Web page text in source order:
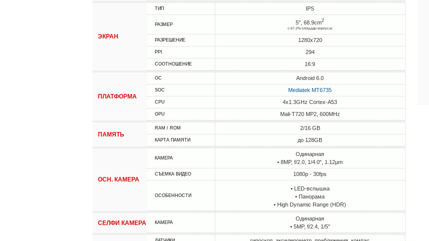
ЭКРАН
ТИП IPS
РАЗМЕР 5", 68.9cm2
(~67.2% площади корпуса)
РАЗРЕШЕНИЕ 1280x720
PPI 294
СООТНОШЕНИЕ 16:9
ПЛАТФОРМА
ОС Android 6.0
SOC Mediatek MT6735
CPU 4x1.3GHz Cortex-A53
GPU Mali-T720 MP2, 600MHz
ПАМЯТЬ
RAM / ROM 2/16 GB
КАРТА ПАМЯТИ до 128GB
ОСН. КАМЕРА
КАМЕРА
Одинарная
• 8MP, f/2.0, 1/4.0", 1.12µm
СЪЕМКА ВИДЕО 1080p - 30fps
ОСОБЕННОСТИ
• LED-вспышка
• Панорама
• High Dynamic Range (HDR)
СЕЛФИ КАМЕРА КАМЕРА
Одинарная
• 5MP, f/2.4, 1/5"